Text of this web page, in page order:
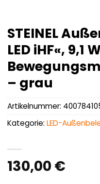
STEINEL
LED iHF«, 9,1
– grau
130,00 €
Artikelnummer:
Kategorie: LED-